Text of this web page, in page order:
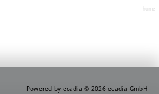
home
Powered by ecadia © 2026 ecadia GmbH